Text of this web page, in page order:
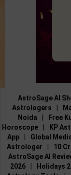
AstroSage AI
Astrologers
Noida
Free
Horoscope
KP
App
Global
Astrologer
10
AstroSage AI
2026
Holidays